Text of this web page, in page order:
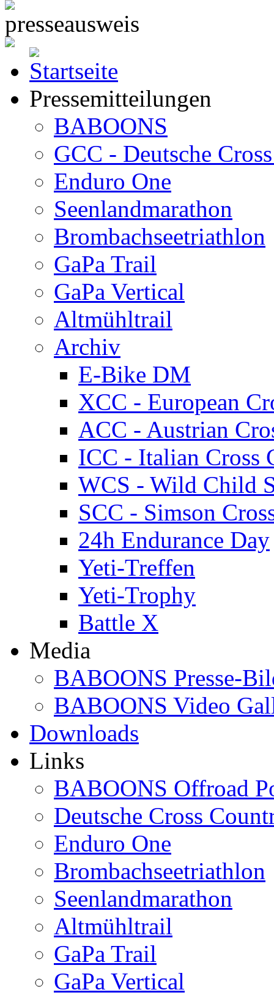
Pressemitteilungen
BABOONS
GCC - Deutsche
Enduro One
Seenlandmarathon
Brombachseetriathlon
GaPa Trail
GaPa Vertical
Altmühltrail
Archiv
E-Bike DM
XCC - European
ACC - Austrian
ICC - Italian Cross
WCS - Wild Child
SCC - Simson
24h Endurance Day
Yeti-Treffen
Yeti-Trophy
Battle X
Media
BABOONS Presse-
BABOONS Video
Downloads
Links
BABOONS Offroad
Deutsche Cross
Enduro One
Brombachseetriathlon
Seenlandmarathon
Altmühltrail
GaPa Trail
GaPa Vertical